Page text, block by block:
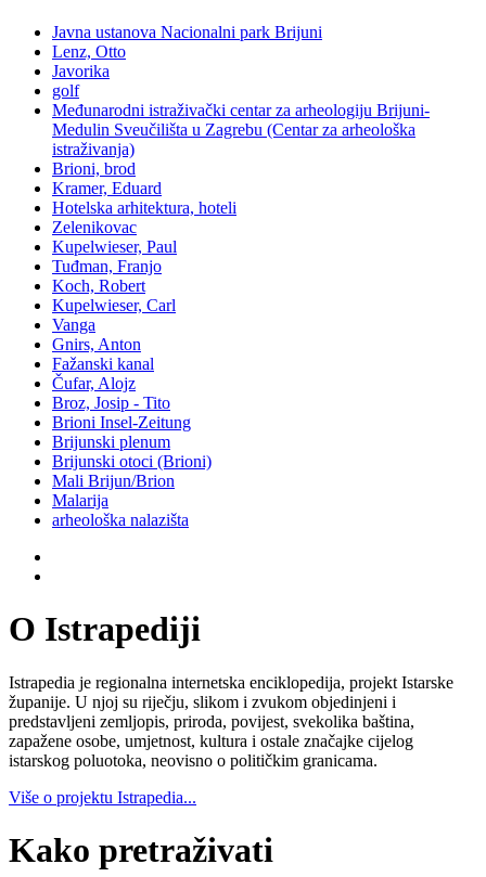
Javna ustanova Nacionalni park Brijuni
Lenz, Otto
Javorika
golf
Međunarodni istraživački centar za arheologiju Brijuni-
Medulin Sveučilišta u Zagrebu (Centar za arheološka
istraživanja)
Brioni, brod
Kramer, Eduard
Hotelska arhitektura, hoteli
Zelenikovac
Kupelwieser, Paul
Tuđman, Franjo
Koch, Robert
Kupelwieser, Carl
Vanga
Gnirs, Anton
Fažanski kanal
Čufar, Alojz
Broz, Josip - Tito
Brioni Insel-Zeitung
Brijunski plenum
Brijunski otoci (Brioni)
Mali Brijun/Brion
Malarija
arheološka nalazišta
O Istrapediji
Istrapedia je regionalna internetska enciklopedija, projekt Istarske
županije. U njoj su riječju, slikom i zvukom objedinjeni i
predstavljeni zemljopis, priroda, povijest, svekolika baština,
zapažene osobe, umjetnost, kultura i ostale značajke cijelog
istarskog poluotoka, neovisno o političkim granicama.
Više o projektu Istrapedia...
Kako pretraživati